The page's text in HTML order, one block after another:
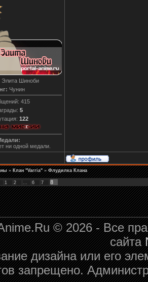
Элита Шиноби
Чунин
415
5
122
ни одной медали.
» Клан "Varria" » Флудилка Клана
1 2 6 7 8
© 2026 - Все
сайта
дизайна или его
запрещено.